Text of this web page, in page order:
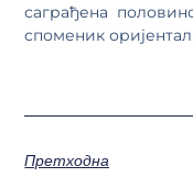
саграђена
споменик
Претходна